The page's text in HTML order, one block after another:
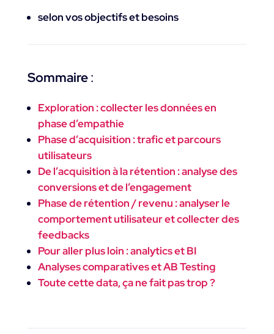
selon vos objectifs et besoins
Sommaire:
Exploration : collecter les données en
phase d’empathie
Phase d’acquisition : trafic et parcours
utilisateurs
De l’acquisition à la rétention : analyse des
conversions et de l’engagement
Phase de rétention / revenu : analyser le
comportement utilisateur et collecter des
feedbacks
Pour aller plus loin : analytics et BI
Analyses comparatives et AB Testing
Toute cette data, ça ne fait pas trop ?